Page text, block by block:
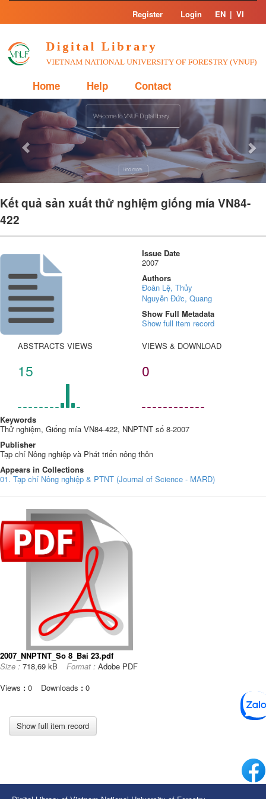
Skip
Register Login EN | VI
Home Help Contact
Previous
Kết quả sản xuất thử nghiệm giống mía VN84-
422
Issue Date
2007
Authors
Đoàn Lệ, Thủy
Nguyễn Đức, Quang
Show Full Metadata
Show full item record
ABSTRACTS VIEWS
15
VIEWS & DOWNLOAD
0
Keywords
Thử nghiệm, Giống mía VN84-422, NNPTNT số 8-2007
Publisher
Tạp chí Nông nghiệp và Phát triển nông thôn
Appears in Collections
01. Tạp chí Nông nghiệp & PTNT (Journal of Science - MARD)
2007_NNPTNT_So 8_Bai 23.pdf
Size : 718,69 kB Format : Adobe PDF
Views : 0 Downloads : 0
Show full item record